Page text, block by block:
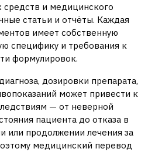
средств и медицинского
статьи и отчёты. Каждая
имеет собственную
специфику и требования к
формулировок.
дозировки препарата,
может привести к
— от неверной
пациента до отказа в
или продолжении лечения за
медицинский перевод